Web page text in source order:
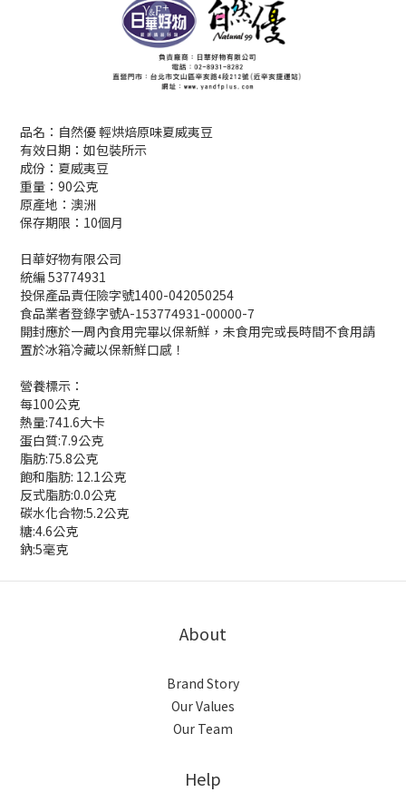
品名：自然優 輕烘焙原味夏威夷豆
有效日期：如包裝所示
成份：夏威夷豆
重量：90公克
原產地：澳洲
保存期限：10個月
日華好物有限公司
統編 53774931
投保產品責任險字號1400-042050254
食品業者登錄字號A-153774931-00000-7
開封應於一周內食用完畢以保新鮮，未食用完或長時間不食用請
置於冰箱冷藏以保新鮮口感！
營養標示：
每100公克
熱量:741.6大卡
蛋白質:7.9公克
脂肪:75.8公克
飽和脂肪: 12.1公克
反式脂肪:0.0公克
碳水化合物:5.2公克
糖:4.6公克
鈉:5毫克
About
Brand Story
Our Values
Our Team
Help